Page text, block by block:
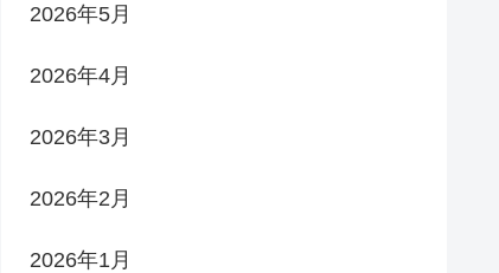
2026年5月
2026年4月
2026年3月
2026年2月
2026年1月